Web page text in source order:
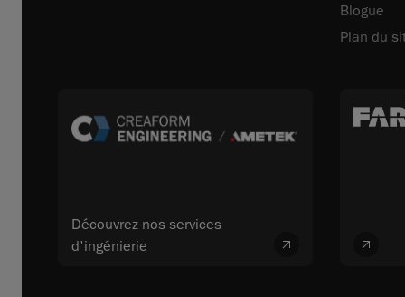
Blogue
Plan du
Découvrez nos services
d'ingénierie